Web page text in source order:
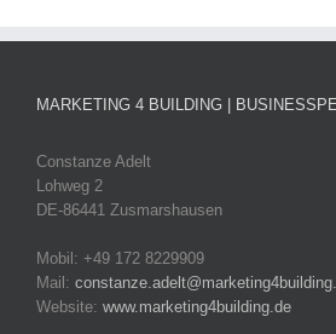
MARKETING 4 BUILDING |
Constanze Adelt
Lohweg 2
DE-86441 Zusmarshausen
Mobil: +49 172 8229909
Mail:
Website: www.marketing4building.de